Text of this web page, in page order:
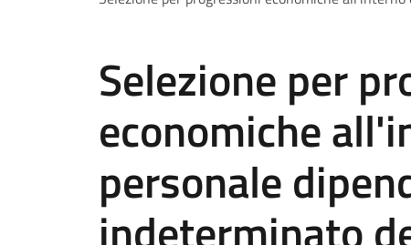
Selezione per
economiche
personale